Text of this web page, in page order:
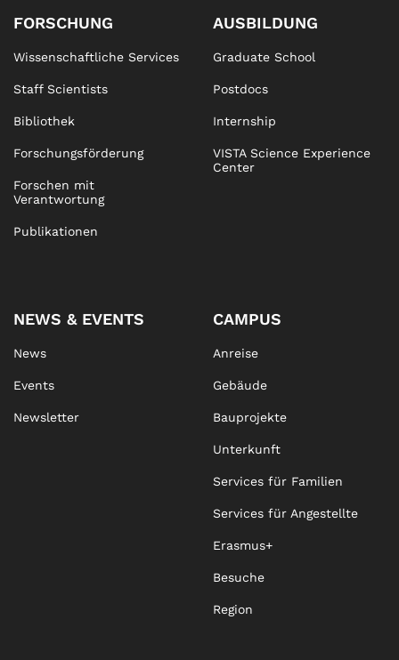
FORSCHUNG
Wissenschaftliche Services
Staff Scientists
Bibliothek
Forschungsförderung
Forschen mit
Verantwortung
Publikationen
AUSBILDUNG
Graduate School
Postdocs
Internship
VISTA Science Experience
Center
NEWS & EVENTS
News
Events
Newsletter
CAMPUS
Anreise
Gebäude
Bauprojekte
Unterkunft
Services für Familien
Services für Angestellte
Erasmus+
Besuche
Region